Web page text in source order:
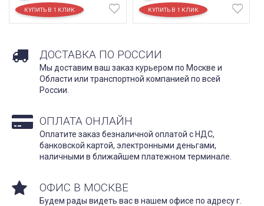
ДОСТАВКА ПО РОССИИ
Мы доставим ваш заказ курьером по Москве и
Области или транспортной компанией по всей
России.
ОПЛАТА ОНЛАЙН
Оплатите заказ безналичной оплатой с НДС,
банковской картой, электронными деньгами,
наличными в ближайшем платежном терминале.
ОФИС В МОСКВЕ
Будем рады видеть вас в нашем офисе по адресу г.